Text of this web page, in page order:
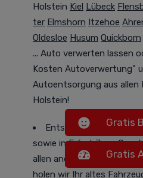
Holstein Kiel Lübeck
ter Elmshorn Itzehoe
Oldesloe Husum Quickborn
... Auto verwerten lassen
Kosten Autoverwertung"
Autoentsorgung aus allen
Holstein!
Entsorgen Sie Ihr Auto
sowie inErfurt Jena Gera
allen anderen Städten
holen wir Ihr altes
Gratis
Gratis